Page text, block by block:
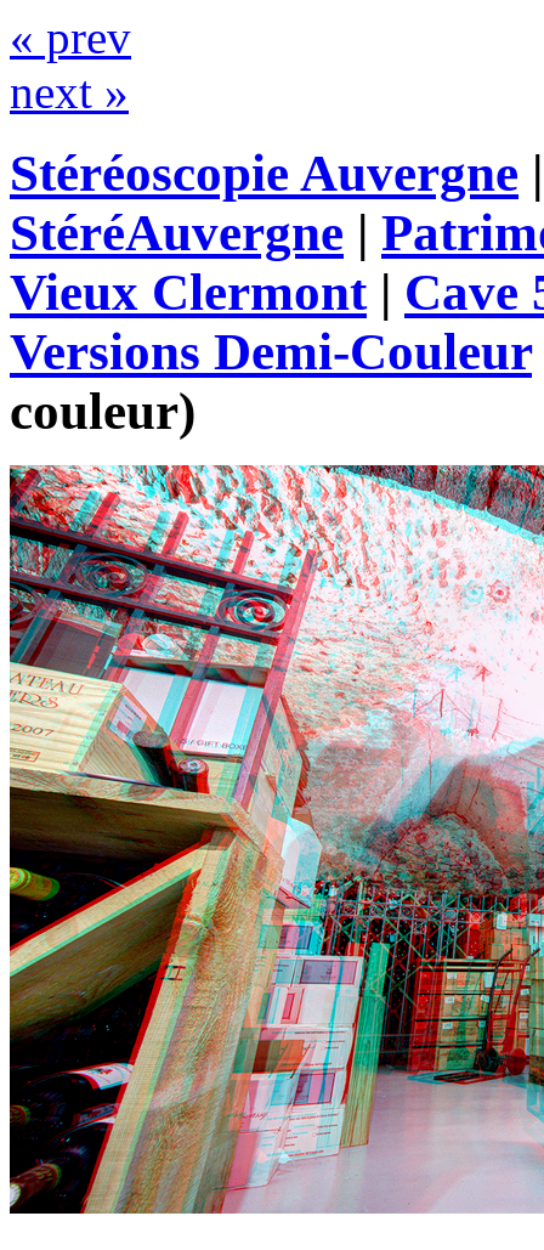
« prev
next »
Stéréoscopie Auvergne
StéréAuvergne |
Vieux Clermont| Cave
Versions Demi-Couleur
couleur)